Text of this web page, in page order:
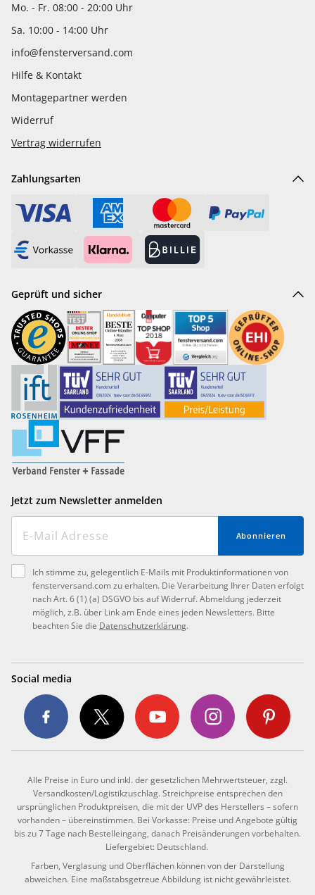
Mo. - Fr. 08:00 - 20:00 Uhr
Sa. 10:00 - 14:00 Uhr
info@fensterversand.com
Hilfe & Kontakt
Montagepartner werden
Widerruf
Vertrag widerrufen
Zahlungsarten
Geprüft und sicher
Jetzt zum Newsletter anmelden
Abonnieren
Ich stimme zu, gelegentlich E-Mails mit Produktinformationen von
fensterversand.com zu erhalten. Die Verarbeitung Ihrer Daten erfolgt
nach Art. 6 (1) (a) DSGVO bis auf Widerruf. Abmeldung jederzeit
möglich, z.B. über Link am Ende eines jeden Newsletters. Bitte
beachten Sie die Datenschutzerklärung.
Social media
Alle Preise in Euro und inkl. der gesetzlichen Mehrwertsteuer, zzgl.
Versandkosten/Logistikzuschlag. Streichpreise entsprechen den
ursprünglichen Produktpreisen, die mit der UVP des Herstellers – sofern
vorhanden – übereinstimmen. Bei Vorkasse: Preise und Angebote gültig
bis zu 7 Tage nach Bestelleingang, danach Preisänderungen vorbehalten.
Liefergebiet: Deutschland.
Farben, Verglasung und Oberflächen können von der Darstellung
abweichen. Eine maßstabsgetreue Abbildung ist nicht gewährleistet.